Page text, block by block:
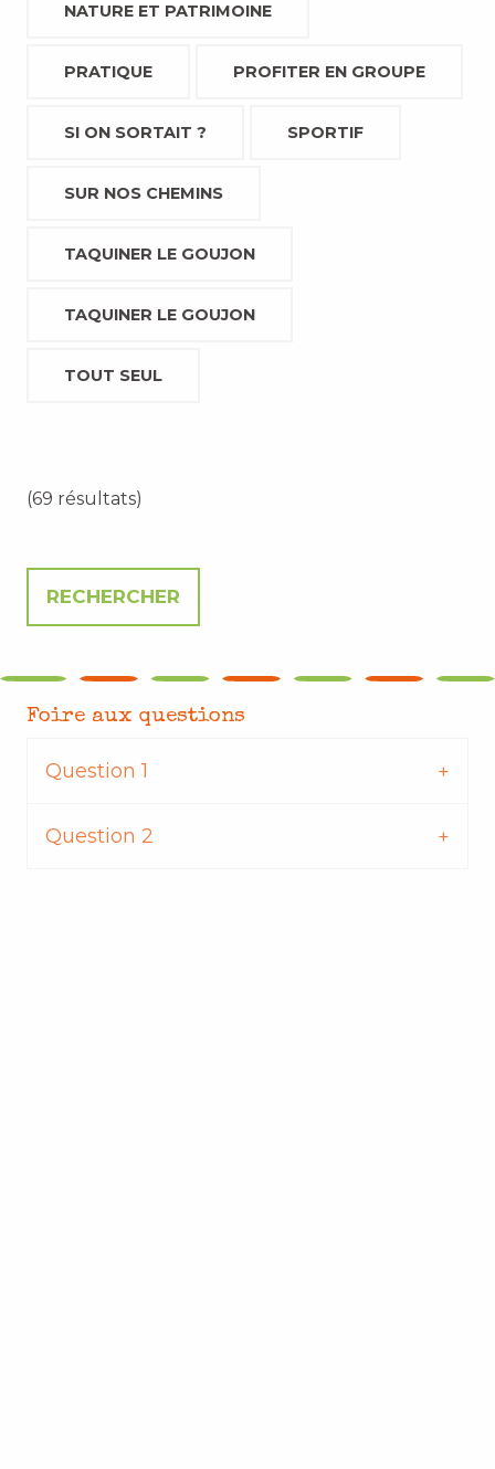
NATURE ET PATRIMOINE
PRATIQUE PROFITER EN GROUPE
SI ON SORTAIT ? SPORTIF
SUR NOS CHEMINS
TAQUINER LE GOUJON
TAQUINER LE GOUJON
TOUT SEUL
(69 résultats)
Foire aux questions
Question 1
Question 2